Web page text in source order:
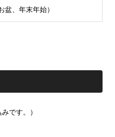
盆、年末年始）
です。）